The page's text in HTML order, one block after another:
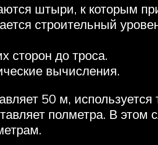
штыри, к которым
строительный
сторон до троса.
вычисления.
50 м,
полметра. В этом